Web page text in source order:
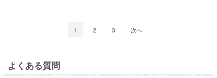
1 2 3 次へ
よくある質問